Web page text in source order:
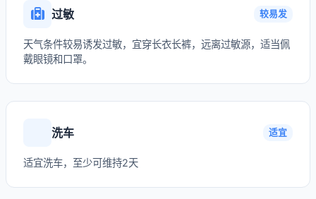
过敏 较易发
天气条件较易诱发过敏，宜穿长衣长裤，远离过敏源，适当佩
戴眼镜和口罩。
洗车 适宜
适宜洗车，至少可维持2天